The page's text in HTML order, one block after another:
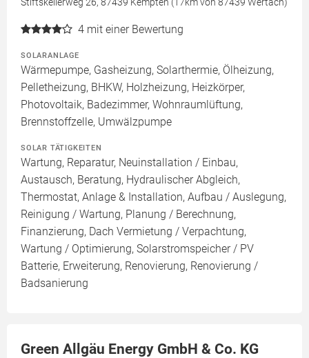
4 mit einer Bewertung
SOLARANLAGE
Wärmepumpe, Gasheizung, Solarthermie, Ölheizung,
Pelletheizung, BHKW, Holzheizung, Heizkörper,
Photovoltaik, Badezimmer, Wohnraumlüftung,
Brennstoffzelle, Umwälzpumpe
SOLAR TÄTIGKEITEN
Wartung, Reparatur, Neuinstallation / Einbau,
Austausch, Beratung, Hydraulischer Abgleich,
Thermostat, Anlage & Installation, Aufbau / Auslegung,
Reinigung / Wartung, Planung / Berechnung,
Finanzierung, Dach Vermietung / Verpachtung,
Wartung / Optimierung, Solarstromspeicher / PV
Batterie, Erweiterung, Renovierung, Renovierung /
Badsanierung
Green Allgäu Energy GmbH & Co. KG